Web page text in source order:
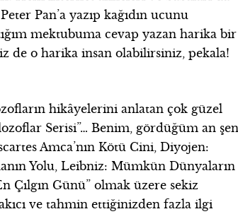
Pan’a yazıp kağıdın ucunu
mektubuma cevap yazan harika bir
de o harika insan olabilirsiniz, pekala!
hikâyelerini anlatan çok güzel
Serisi”… Benim, gördüğüm an
Amca’nın Kötü Cini, Diyojen:
Yolu, Leibniz: Mümkün Dünyaların
Çılgın Günü” olmak üzere sekiz
ve tahmin ettiğinizden fazla ilgi